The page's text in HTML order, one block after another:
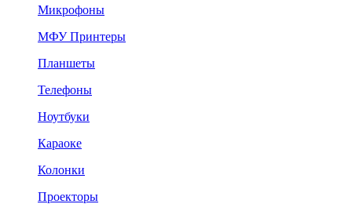
Микрофоны
МФУ Принтеры
Планшеты
Телефоны
Ноутбуки
Караоке
Колонки
Проекторы